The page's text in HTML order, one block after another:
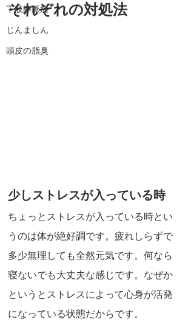
下肢静脈瘤
じんましん
頭皮の脂臭
それぞれの対処法
少しストレスが入っている時
ちょっとストレスが入っている時とい
うのは体が絶好調です。疲れしらずで
多少無理しても全然元気です。何なら
寝ないでも大丈夫な感じです。なぜか
というとストレスによって心身が活発
になっている状態だからです。